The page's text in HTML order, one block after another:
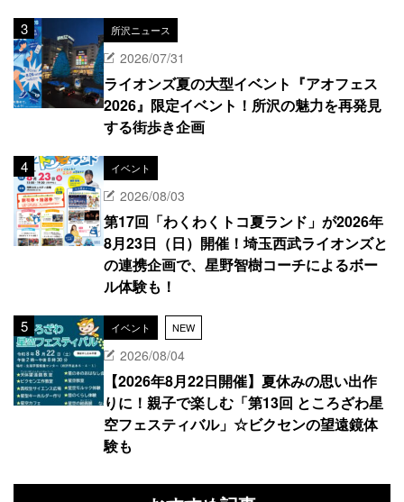
所沢ニュース
2026/07/31
ライオンズ夏の大型イベント『アオフェス
2026』限定イベント！所沢の魅力を再発見
する街歩き企画
イベント
2026/08/03
第17回「わくわくトコ夏ランド」が2026年
8月23日（日）開催！埼玉西武ライオンズと
の連携企画で、星野智樹コーチによるボー
ル体験も！
イベント NEW
2026/08/04
【2026年8月22日開催】夏休みの思い出作
りに！親子で楽しむ「第13回 ところざわ星
空フェスティバル」☆ビクセンの望遠鏡体
験も